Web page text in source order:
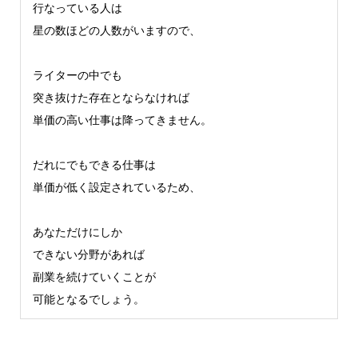
行なっている人は
星の数ほどの人数がいますので、
ライターの中でも
突き抜けた存在とならなければ
単価の高い仕事は降ってきません。
だれにでもできる仕事は
単価が低く設定されているため、
あなただけにしか
できない分野があれば
副業を続けていくことが
可能となるでしょう。